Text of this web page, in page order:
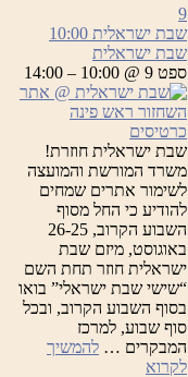
9
שבת ישראלית 10:00
שבת ישראלית
ספט 9 @ 10:00 – 14:00
כרטיסים
שבת ישראלית חוזרת!
משרד המורשת והמועצה
לשימור אתרים שמחים
להודיע כי החל מסוף
השבוע הקרוב, 26-25
באוגוסט, מיזם שבת
ישראלית חוזר תחת השם
“שישי שבת ישראלי” בואו
בסוף השבוע הקרוב, ובכל
סוף שבוע, למרכז
המבקרים … להמשיך
לקרוא